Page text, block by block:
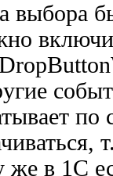
выбора
же в 1С